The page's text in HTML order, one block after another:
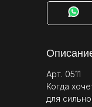
Арт. 0511
Когда
для